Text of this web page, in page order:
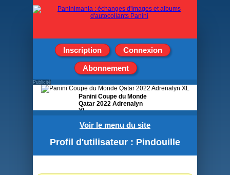
Inscription Connexion
Abonnement
Voir le menu du site
Profil d'utilisateur : Pindouille
Publicité
Panini Coupe du Monde
Qatar 2022 Adrenalyn
XL
Boîte de 24 Pochettes de